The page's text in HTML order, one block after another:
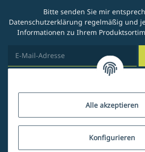
Alle akzeptieren
Konfigurieren
Bitte senden Sie mir
Datenschutzerklärung regelmäßig und
Informationen zu Ihrem